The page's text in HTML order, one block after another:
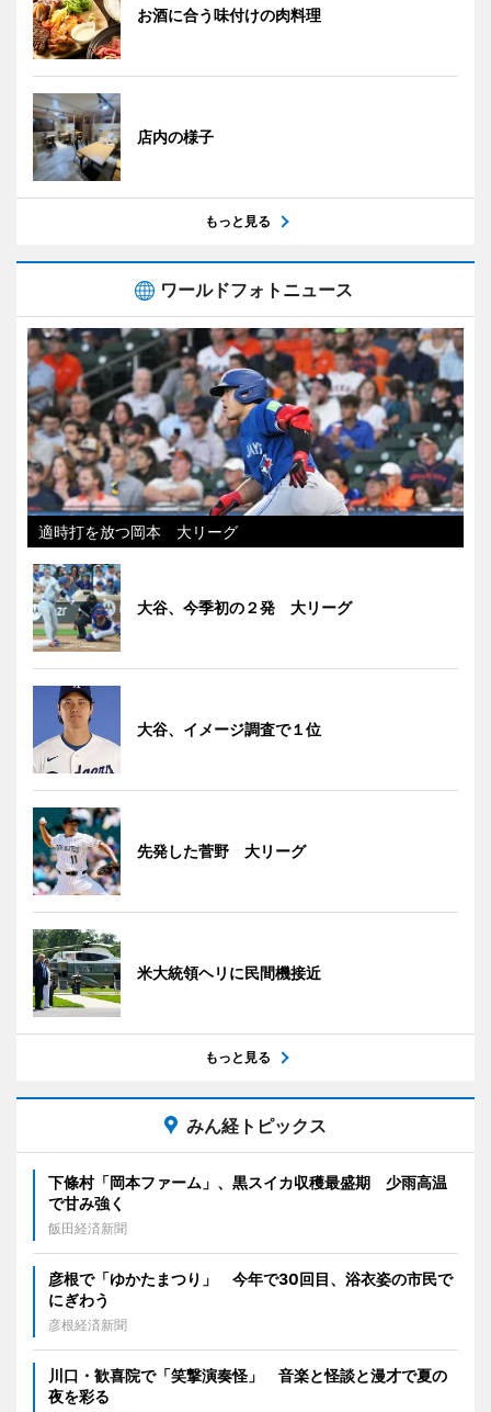
お酒に合う味付けの肉料理
店内の様子
もっと見る
ワールドフォトニュース
適時打を放つ岡本 大リーグ
大谷、今季初の２発 大リーグ
大谷、イメージ調査で１位
先発した菅野 大リーグ
米大統領ヘリに民間機接近
もっと見る
みん経トピックス
下條村「岡本ファーム」、黒スイカ収穫最盛期 少雨高温
で甘み強く
飯田経済新聞
彦根で「ゆかたまつり」 今年で30回目、浴衣姿の市民で
にぎわう
彦根経済新聞
川口・歓喜院で「笑撃演奏怪」 音楽と怪談と漫才で夏の
夜を彩る